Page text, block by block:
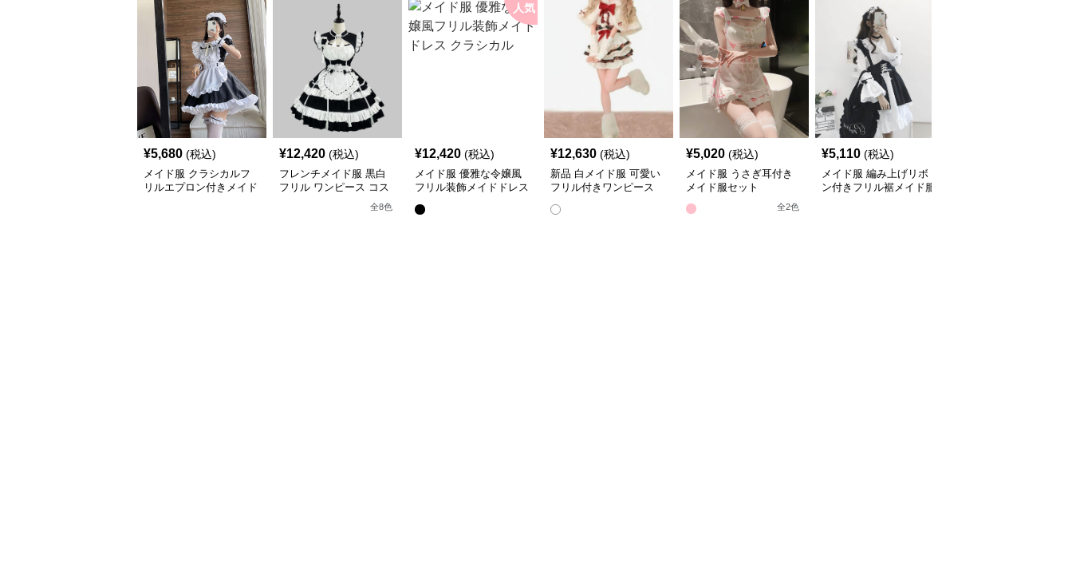
¥5,680 (税込)
メイド服 クラシカルフ
リルエプロン付きメイド
¥12,420 (税込)
フレンチメイド服 黒白
フリル ワンピース コス
全8色
人気
¥12,420 (税込)
メイド服 優雅な令嬢風
フリル装飾メイドドレス
¥12,630 (税込)
新品 白メイド服 可愛い
フリル付きワンピース
ト
¥5,020 (税込)
メイド服 うさぎ耳付き
メイド服セット
全2色
¥5,110 (税込)
メイド服 編み上げリボ
ン付きフリル裾メイド服